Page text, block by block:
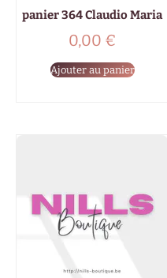
panier 364 Claudio Maria
0,00 €
Ajouter au panier